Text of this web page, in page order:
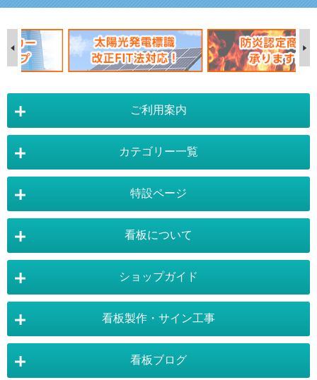
標準価格：オープン価格
獲得ポイント：33pt
販売価格 ¥3,300（税抜 ¥3,000）
ご利用案内
店舗詳細情報
運営会社 :株式会社トレード
〒454-0011 愛知県 名古屋市中川区山王4-5-10
TEL:052-265-7603 FAX:052-350-2662
お気軽にお問い合わせ下さい。
お問合せ
カテゴリー一覧
スタンド看板：オプション バナースタンド
自立看板 フロアサイン／路面表示
壁面看板
ポスターフレーム イーゼル
特設ページ
バナースタンド特設ページ 大型看板・突出看板特設ページ
イーゼルスタンド特設ページ ホワイトボード特設ページ
販促・店舗用品特設ページ
看板について
看板設置のきまり 看板の用語集
ショップガイド
お支払い方法 送料・納期・配送
看板製作・サイン工事
看板ブログ